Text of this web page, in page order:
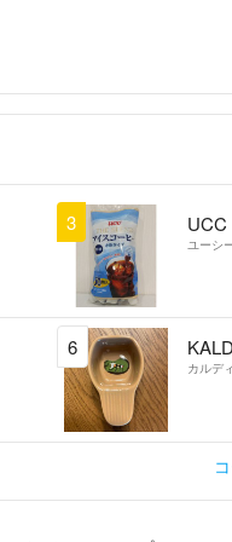
今後のお取引きは遠慮させて
3 UCC
ユーシ
6
カルディ